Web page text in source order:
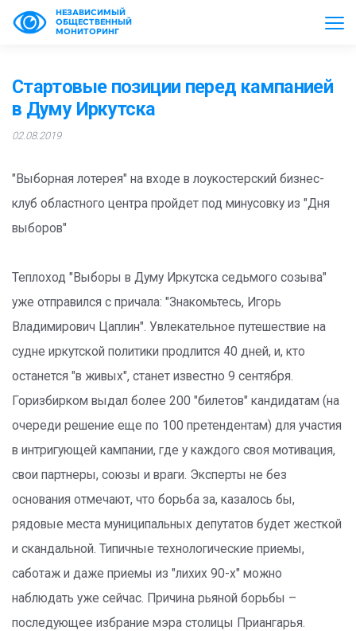
НЕЗАВИСИМЫЙ
ОБЩЕСТВЕННЫЙ
МОНИТОРИНГ
Стартовые позиции перед кампанией
в Думу Иркутска
02.08.2019
"Выборная лотерея" на входе в лоукостерский бизнес-
клуб областного центра пройдет под минусовку из "Дня
выборов"
Теплоход "Выборы в Думу Иркутска седьмого созыва"
уже отправился с причала: "Знакомьтесь, Игорь
Владимирович Цаплин". Увлекательное путешествие на
судне иркутской политики продлится 40 дней, и, кто
останется "в живых", станет известно 9 сентября.
Горизбирком выдал более 200 "билетов" кандидатам (на
очереди решение еще по 100 претендентам) для участия
в интригующей кампании, где у каждого своя мотивация,
свои партнеры, союзы и враги. Эксперты не без
основания отмечают, что борьба за, казалось бы,
рядовые места муниципальных депутатов будет жесткой
и скандальной. Типичные технологические приемы,
саботаж и даже приемы из "лихих 90-х" можно
наблюдать уже сейчас. Причина рьяной борьбы –
последующее избрание мэра столицы Приангарья.